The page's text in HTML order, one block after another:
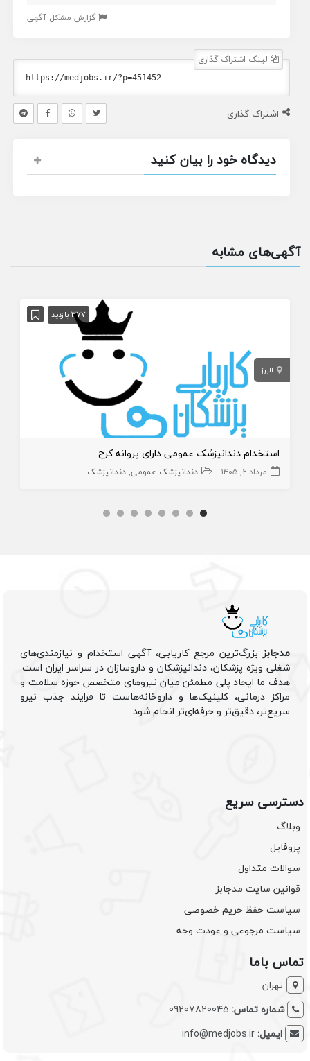
گزارش مشکل آگهی
لینک اشتراک گذاری
اشتراک گذاری
دیدگاه خود را بیان کنید
آگهی‌های مشابه
377 بازدید
البرز
استخدام دندانپزشک عمومی دارای پروانه کرج
مرداد ۲, ۱۴۰۵ دندانپزشک عمومی دندانپزشک
مدجابزبزرگ‌ترین مرجع کاریابی، آگهی استخدام و نیازمندی‌های
شغلی ویژه پزشکان، دندانپزشکان و داروسازان در سراسر ایران است.
هدف ما ایجاد پلی مطمئن میان نیروهای متخصص حوزه سلامت و
مراکز درمانی، کلینیک‌ها و داروخانه‌هاست تا فرایند جذب نیرو
سریع‌تر، دقیق‌تر و حرفه‌ای‌تر انجام شود.
دسترسی سریع
وبلاگ
پروفایل
سوالات متداول
قوانین سایت مدجابز
سیاست حفظ حریم خصوصی
سیاست مرجوعی و عودت وجه
تماس باما
تهران
شماره تماس: 09207820045
ایمیل:info@medjobs.ir